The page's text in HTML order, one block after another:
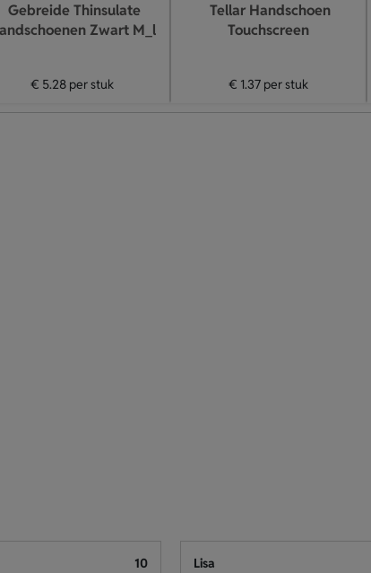
Gebreide Thinsulate
Zwart M_l
€ 5.28 per stuk
Tellar Handschoen
Touchscreen
€ 1.37 per stuk
10
Lisa